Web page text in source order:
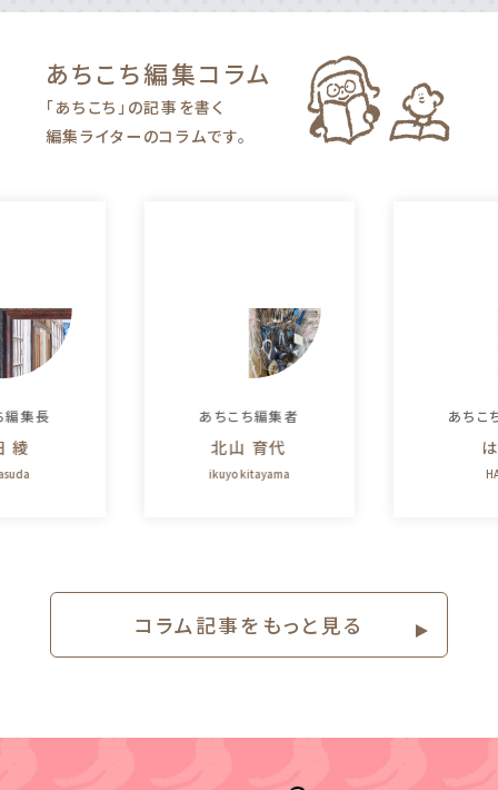
あちこち編集コラム
「あちこち」の記事を書く
編集ライターのコラムです。
編集長
綾
あちこち編集者
北山 育代
ikuyo kitayama
あちこ
コラム記事をもっと⾒る